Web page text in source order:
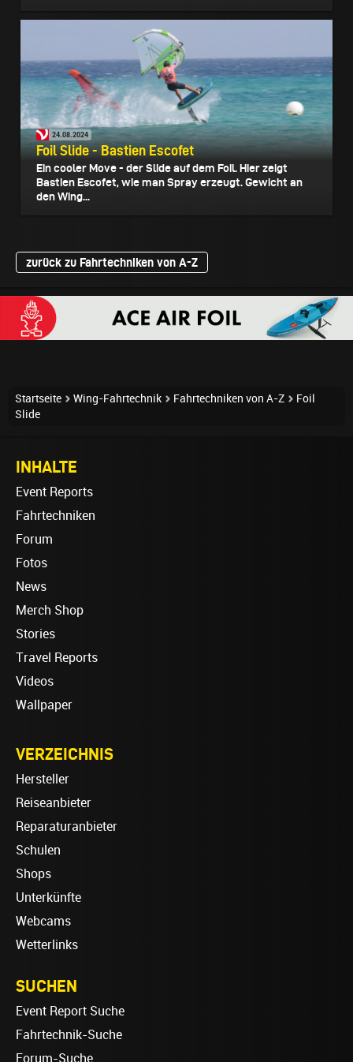
24.08.2024
Foil Slide - Bastien Escofet
Ein cooler Move - der Slide auf dem Foil. Hier zeigt
Bastien Escofet, wie man Spray erzeugt. Gewicht an
den Wing...
zurück zu Fahrtechniken von A-Z
Startseite Wing-Fahrtechnik Fahrtechniken von A-Z
Foil
Slide
INHALTE
Event Reports
Fahrtechniken
Forum
Fotos
News
Merch Shop
Stories
Travel Reports
Videos
Wallpaper
VERZEICHNIS
Hersteller
Reiseanbieter
Reparaturanbieter
Schulen
Shops
Unterkünfte
Webcams
Wetterlinks
SUCHEN
Event Report Suche
Fahrtechnik-Suche
Forum-Suche